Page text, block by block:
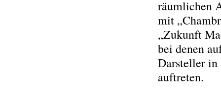
räumlichen
mit
„Zukunft
bei denen
Darsteller in
auftreten.